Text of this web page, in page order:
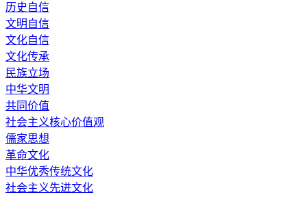
历史自信
文明自信
文化自信
文化传承
民族立场
中华文明
共同价值
社会主义核心价值观
儒家思想
革命文化
中华优秀传统文化
社会主义先进文化